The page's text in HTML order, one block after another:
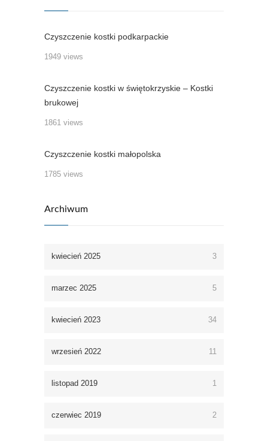
Czyszczenie kostki podkarpackie
1949 views
Czyszczenie kostki w świętokrzyskie – Kostki
brukowej
1861 views
Czyszczenie kostki małopolska
1785 views
Archiwum
kwiecień 2025 3
marzec 2025 5
kwiecień 2023 34
wrzesień 2022 11
listopad 2019 1
czerwiec 2019 2